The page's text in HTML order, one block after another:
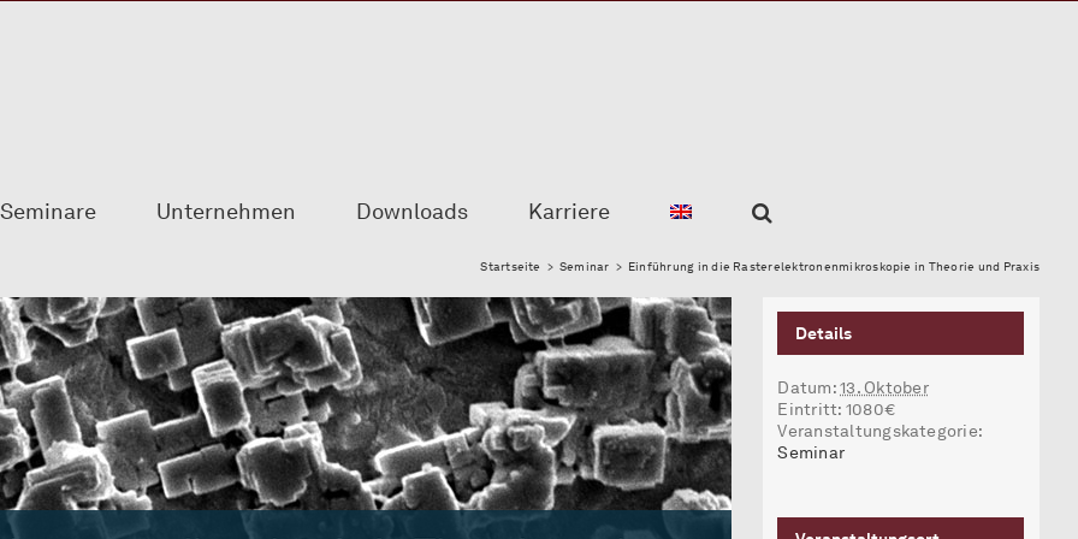
Seminare Unternehmen Downloads Karriere
Startseite > Seminar > Einführung in die Rasterelektronenmikroskopie in Theorie und Praxis
Details
Datum: 13. Oktober
Eintritt: 1080€
Veranstaltungskategorie:
Seminar